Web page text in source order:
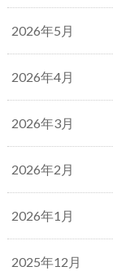
2026年5月
2026年4月
2026年3月
2026年2月
2026年1月
2025年12月